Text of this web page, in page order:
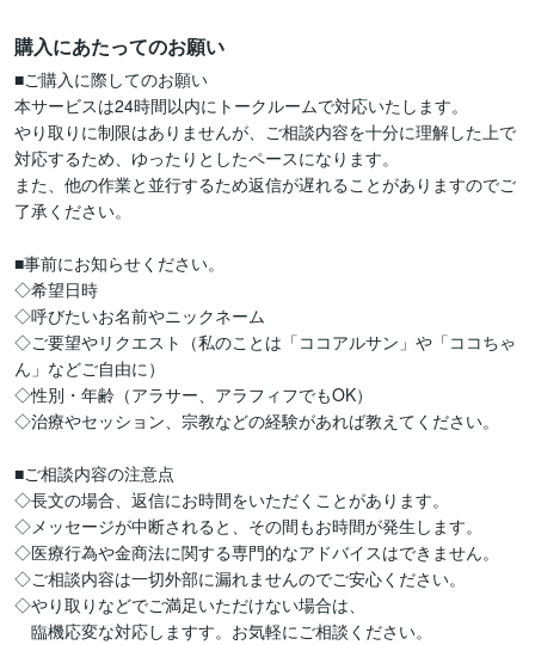
購入にあたってのお願い
■ご購入に際してのお願い
本サービスは24時間以内にトークルームで対応いたします。
やり取りに制限はありませんが、ご相談内容を十分に理解した上で
対応するため、ゆったりとしたペースになります。
また、他の作業と並行するため返信が遅れることがありますのでご
了承ください。
■事前にお知らせください。
◇希望日時
◇呼びたいお名前やニックネーム
◇ご要望やリクエスト（私のことは「ココアルサン」や「ココちゃ
ん」などご自由に）
◇性別・年齢（アラサー、アラフィフでもOK）
◇治療やセッション、宗教などの経験があれば教えてください。
■ご相談内容の注意点
◇長文の場合、返信にお時間をいただくことがあります。
◇メッセージが中断されると、その間もお時間が発生します。
◇医療行為や金商法に関する専門的なアドバイスはできません。
◇ご相談内容は一切外部に漏れませんのでご安心ください。
◇やり取りなどでご満足いただけない場合は、
臨機応変な対応しますす。お気軽にご相談ください。